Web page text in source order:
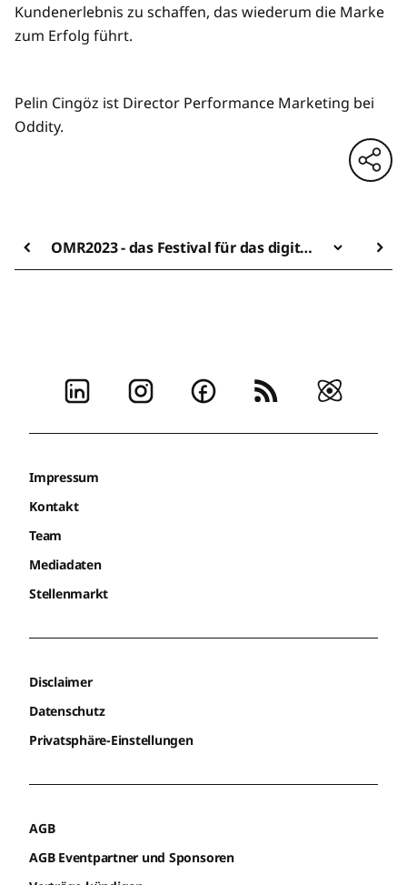
Kundenerlebnis zu schaffen, das wiederum die Marke
zum Erfolg führt.
Pelin Cingöz ist Director Performance Marketing bei
Oddity.
OMR2023 - das Festival für das digitale Universum
Impressum
Kontakt
Team
Mediadaten
Stellenmarkt
Disclaimer
Datenschutz
Privatsphäre-Einstellungen
AGB
AGB Eventpartner und Sponsoren